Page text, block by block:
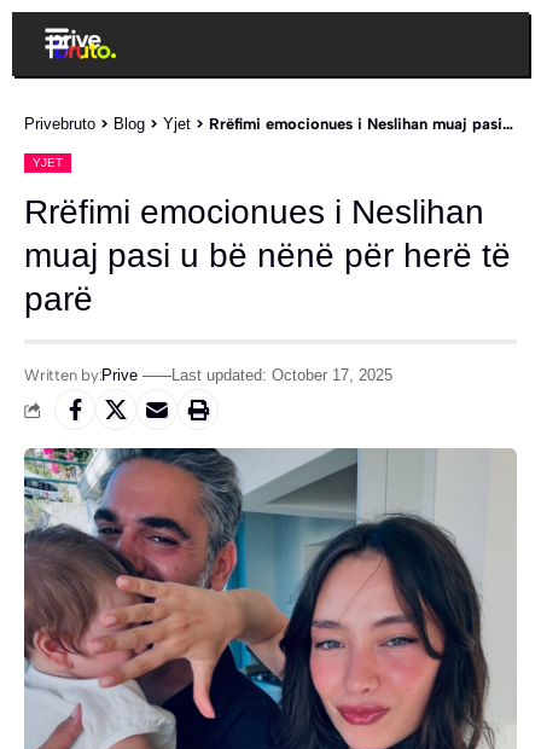
Privebruto > Blog > Yjet > Rrëfimi emocionues i Neslihan muaj pasi u bë nënë për herë të parë
YJET
Rrëfimi emocionues i Neslihan
muaj pasi u bë nënë për herë të
parë
Written by:Prive Last updated: October 17, 2025